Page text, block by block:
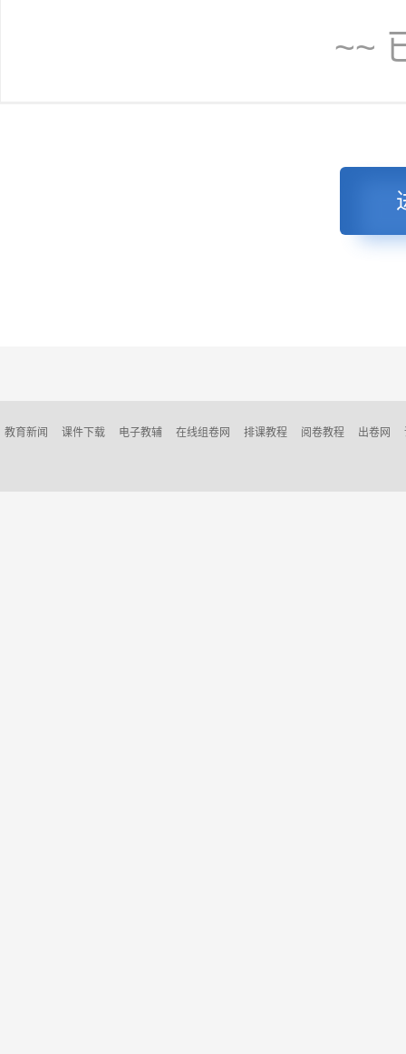
~~
教育新闻 课件下载 电子教辅 在线组卷网 排课教程 阅卷教程 出卷网